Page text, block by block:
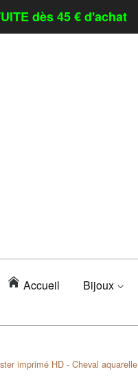
dès 45 € d'achat
Accueil Bijoux
imprimé HD - Cheval aquarelle